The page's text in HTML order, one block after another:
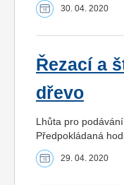
30. 04. 2020
Řezací a
dřevo
Lhůta pro
Předpokládaná
29. 04. 2020